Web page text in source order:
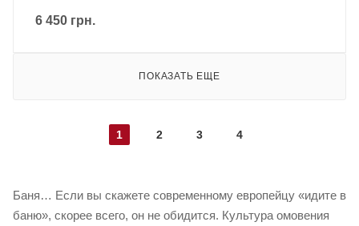
6 450 грн.
ПОКАЗАТЬ ЕЩЕ
1 2 3 4
Баня… Если вы скажете современному европейцу «идите в
баню», скорее всего, он не обидится. Культура омовения